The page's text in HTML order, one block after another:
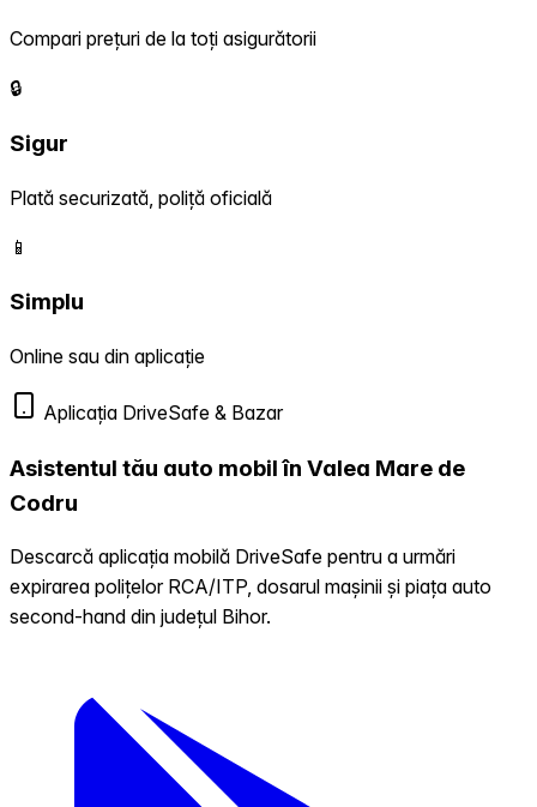
Compari prețuri de la toți asigurătorii
🔒
Sigur
Plată securizată, poliță oficială
📱
Simplu
Online sau din aplicație
Aplicația DriveSafe & Bazar
Asistentul tău auto mobil în Valea Mare de
Codru
Descarcă aplicația mobilă DriveSafe pentru a urmări
expirarea polițelor RCA/ITP, dosarul mașinii și piața auto
second-hand din județul Bihor.